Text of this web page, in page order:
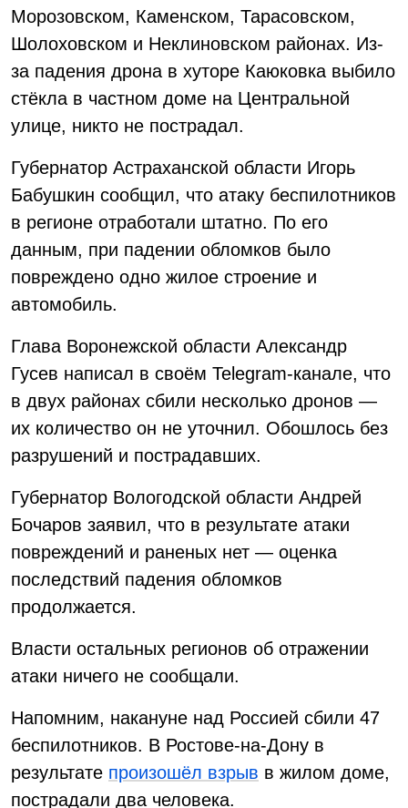
Морозовском, Каменском, Тарасовском,
Шолоховском и Неклиновском районах. Из-
за падения дрона в хуторе Каюковка выбило
стёкла в частном доме на Центральной
улице, никто не пострадал.
Губернатор Астраханской области Игорь
Бабушкин сообщил, что атаку беспилотников
в регионе отработали штатно. По его
данным, при падении обломков было
повреждено одно жилое строение и
автомобиль.
Глава Воронежской области Александр
Гусев написал в своём Telegram-канале, что
в двух районах сбили несколько дронов —
их количество он не уточнил. Обошлось без
разрушений и пострадавших.
Губернатор Вологодской области Андрей
Бочаров заявил, что в результате атаки
повреждений и раненых нет — оценка
последствий падения обломков
продолжается.
Власти остальных регионов об отражении
атаки ничего не сообщали.
Напомним, накануне над Россией сбили 47
беспилотников. В Ростове-на-Дону в
результате произошёл взрыв в жилом доме,
пострадали два человека.